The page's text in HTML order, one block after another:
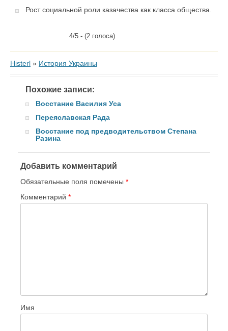
Рост социальной роли казачества как класса общества.
4/5 - (2 голоса)
Histerl » История Украины
Похожие записи:
Восстание Василия Уса
Переяславская Рада
Восстание под предводительством Степана
Разина
Добавить комментарий
Обязательные поля помечены *
Комментарий *
Имя